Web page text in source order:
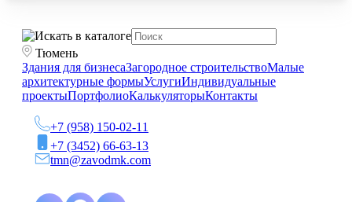
Тюмень
Здания для бизнесаЗагородное строительствоМалые
архитектурные формыУслугиИндивидуальные
проектыПортфолиоКалькуляторыКонтакты
+7 (958) 150-02-11
+7 (3452) 66-63-13
tmn@zavodmk.com